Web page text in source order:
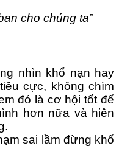
cho chúng ta”
nhìn khổ nạn hay
cực, không chìm
đó là cơ hội tốt để
hơn nữa và hiên
sai lầm đừng khổ